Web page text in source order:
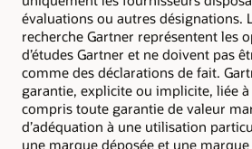
évaluations ou autres désignations.
recherche Gartner représentent les
d’études Gartner et ne doivent pas
comme des déclarations de fait.
garantie, explicite ou implicite, liée
compris toute garantie de valeur
d’adéquation à une utilisation
une marque déposée et une marque